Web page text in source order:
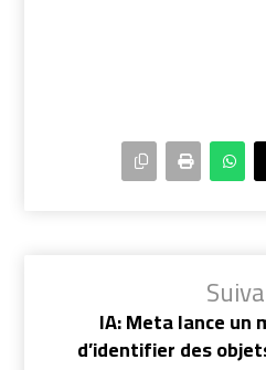
IA: Meta lance un
d’identifier des